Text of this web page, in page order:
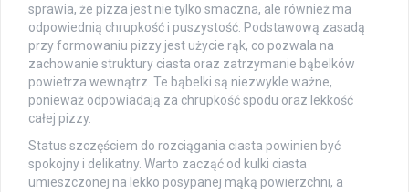
sprawia, że pizza jest nie tylko smaczna, ale również ma
odpowiednią chrupkość i puszystość. Podstawową zasadą
przy formowaniu pizzy jest użycie rąk, co pozwala na
zachowanie struktury ciasta oraz zatrzymanie bąbelków
powietrza wewnątrz. Te bąbelki są niezwykle ważne,
ponieważ odpowiadają za chrupkość spodu oraz lekkość
całej pizzy.
Status szczęściem do rozciągania ciasta powinien być
spokojny i delikatny. Warto zacząć od kulki ciasta
umieszczonej na lekko posypanej mąką powierzchni, a